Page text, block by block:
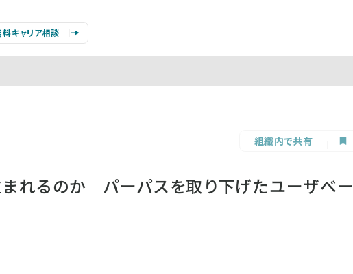
料キャリア相談
組織内で共有
まれるのか パーパスを取り下げたユーザベー